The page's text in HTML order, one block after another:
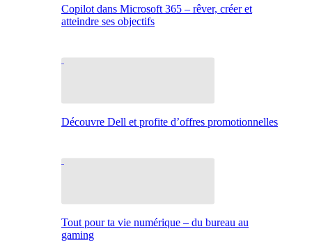
Copilot dans Microsoft 365 – rêver, créer et
atteindre ses objectifs
Découvre Dell et profite d’offres promotionnelles
Tout pour ta vie numérique – du bureau au
gaming